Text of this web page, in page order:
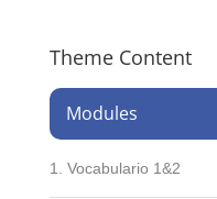
Theme Content
Modules
1. Vocabulario 1&2